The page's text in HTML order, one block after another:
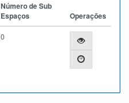
Número de Sub
Espaços
Operações
0